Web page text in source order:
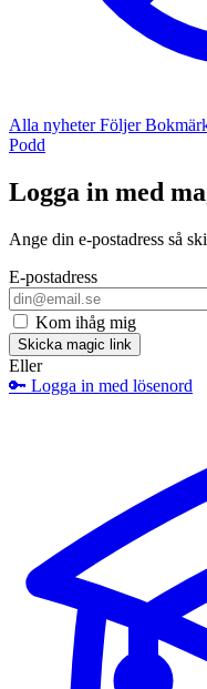
Alla nyheterFöljer
Podd
Logga in med
Ange din e-postadress så
E-postadress
Kom ihåg mig
Eller
🔑 Logga in med lösenord